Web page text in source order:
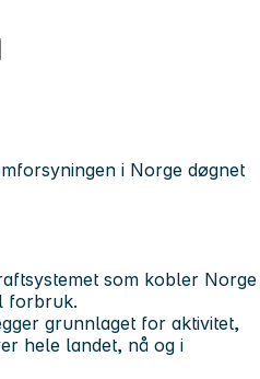
i Norge døgnet
som kobler Norge
forbruk.
grunnlaget for aktivitet,
hele landet, nå og i